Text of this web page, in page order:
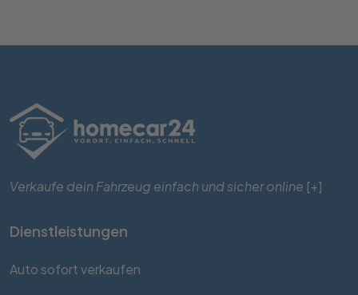
Verkaufe dein Fahrzeug einfach und sicher online [+]
Dienstleistungen
Auto sofort verkaufen